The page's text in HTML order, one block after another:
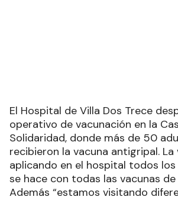
El Hospital de Villa Dos Trece
operativo de vacunación en la
Solidaridad, donde más de 50
recibieron la vacuna antigripal. La
aplicando en el hospital todos
se hace con todas las vacunas de
Además “estamos visitando